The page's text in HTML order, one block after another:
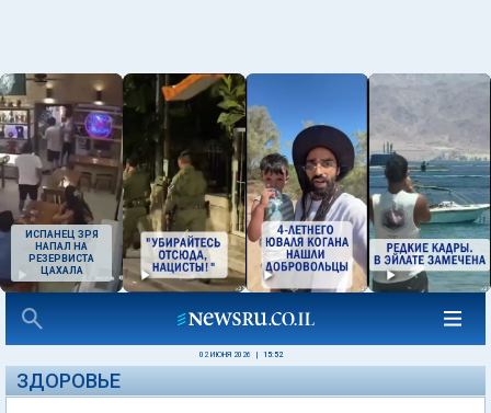
ИСПАНЕЦ ЗРЯ
НАПАЛ НА
РЕЗЕРВИСТА
ЦАХАЛА
02 ИЮНЯ 2026 15:52
ЗДОРОВЬЕ